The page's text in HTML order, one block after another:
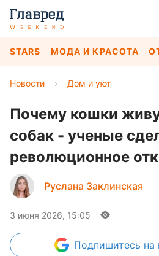
STARS МОДА И КРАСОТА
Новости › Дом и уют
Почему кошки
собак - ученые
революционное
Руслана Заклинская
3 июня 2026, 15:05
Подпишитесь на